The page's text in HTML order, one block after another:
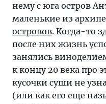
нему с юга остров
маленькие из
островов. Когда-то
после них жизнь
занялись
к концу 20 века про
кусочки суши не
(или как его еще